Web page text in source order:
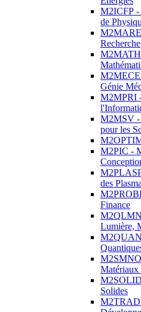
M2ICFP -
de
Recherche
Génie
M2MPRI
M2MSV -
pour les
M2PIC -
des
Finance
Lumière,
Matériaux
Solides